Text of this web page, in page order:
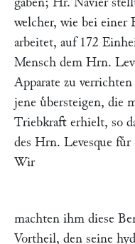
welcher, wie bei einer
arbeitet, auf 172
Mensch dem Hrn.
Apparate zu
jene uͤbersteigen, die
Triebkraft erhielt, so
des Hrn. Levesque fuͤr
Wir
machten ihm diese
Vortheil, den seine